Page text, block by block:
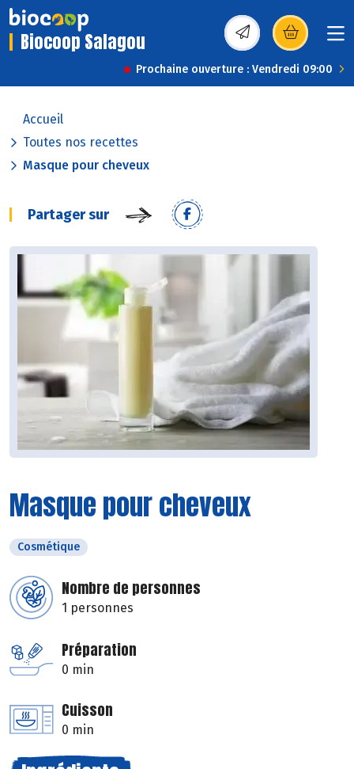
Biocoop Salagou (s’ouvre dans une
Prochaine ouverture : Vendredi 09:00
Accueil
Toutes nos recettes
Masque pour cheveux
Partager sur
Masque pour cheveux
Cosmétique
Nombre de personnes
1 personnes
Préparation
0 min
Cuisson
0 min